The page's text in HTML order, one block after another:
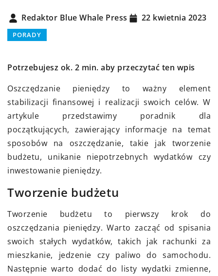
Redaktor Blue Whale Press 22 kwietnia 2023
PORADY
Potrzebujesz ok. 2 min. aby przeczytać ten wpis
Oszczędzanie pieniędzy to ważny element
stabilizacji finansowej i realizacji swoich celów. W
artykule przedstawimy poradnik dla
początkujących, zawierający informacje na temat
sposobów na oszczędzanie, takie jak tworzenie
budżetu, unikanie niepotrzebnych wydatków czy
inwestowanie pieniędzy.
Tworzenie budżetu
Tworzenie budżetu to pierwszy krok do
oszczędzania pieniędzy. Warto zacząć od spisania
swoich stałych wydatków, takich jak rachunki za
mieszkanie, jedzenie czy paliwo do samochodu.
Następnie warto dodać do listy wydatki zmienne,